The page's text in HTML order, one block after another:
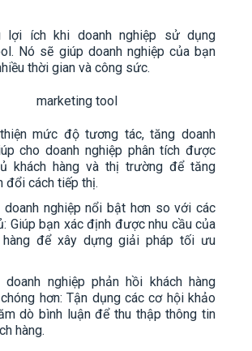
lợi ích khi doanh nghiệp sử dụng
Nó sẽ giúp doanh nghiệp của bạn
thời gian và công sức.
mức độ tương tác, tăng doanh
cho doanh nghiệp phân tích được
khách hàng và thị trường để tăng
đổi cách tiếp thị.
doanh nghiệp nổi bật hơn so với các
Giúp bạn xác định được nhu cầu của
hàng để xây dựng giải pháp tối ưu
doanh nghiệp phản hồi khách hàng
chóng hơn: Tận dụng các cơ hội khảo
dò bình luận để thu thập thông tin
hàng.